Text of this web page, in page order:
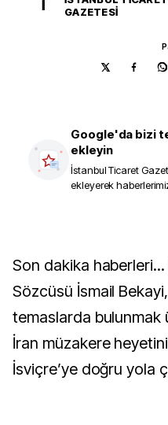
İ
GAZETESI
Google'da bizi
ekleyin
İstanbul Ticaret
ekleyerek
Son dakika haberleri... İran Dışişleri Bakanlığı
Sözcüsü İsmail
temaslarda bulunmak
İran müzakere
İsviçre’ye doğru yola